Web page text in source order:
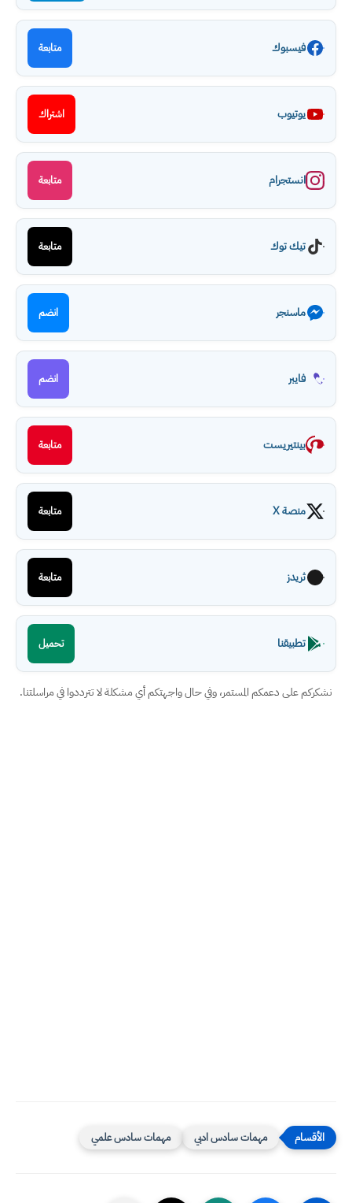
فيسبوك متابعة
يوتيوب اشتراك
انستجرام متابعة
تيك توك متابعة
ماسنجر انضم
فايبر انضم
بينتيريست متابعة
منصة X متابعة
ثريدز متابعة
تطبيقنا تحميل
نشكركم على دعمكم المستمر، وفي حال واجهتكم أي مشكلة لا تترددوا في مراسلتنا.
مهمات سادس ادبي مهمات سادس علمي